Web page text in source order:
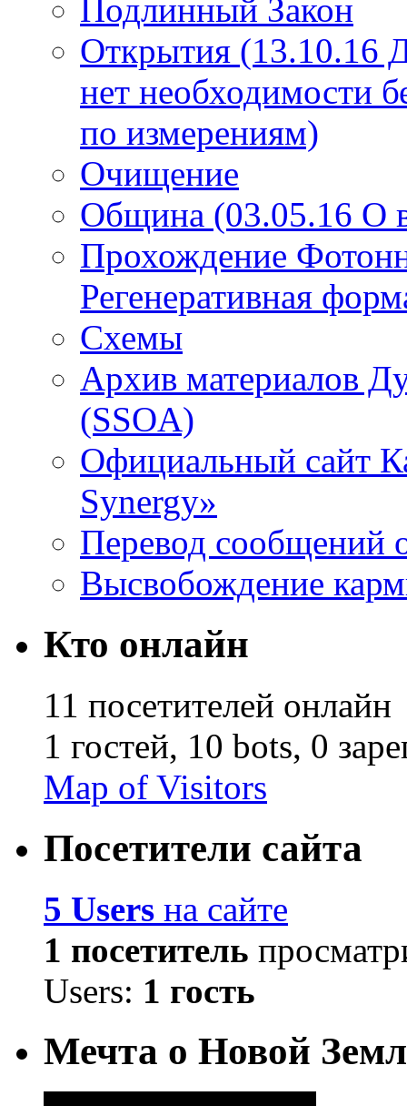
Подлинный Закон
Открытия (13.10.16
нет необходимости
по измерениям)
Очищение
Община (03.05.16 О
Прохождение
Регенеративная
Схемы
Архив материалов
(SSOA)
Официальный сайт
Synergy»
Перевод сообщений
Высвобождение
Кто онлайн
11 посетителей онлайн
1 гостей, 10 bots, 0
Map of Visitors
Посетители сайта
5 Users на сайте
1 посетитель
Users: 1 гость
Мечта о Новой